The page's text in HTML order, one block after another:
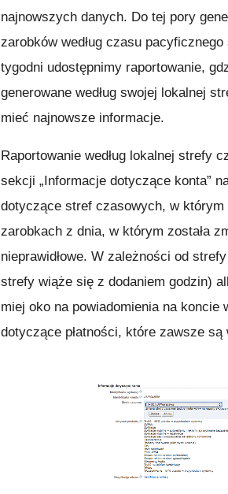
najnowszych danych. Do tej pory
zarobków według czasu
tygodni udostępnimy raportowanie,
generowane według swojej lokalnej
mieć najnowsze informacje.
Raportowanie według lokalnej strefy
sekcji „Informacje dotyczące konta”
dotyczące stref czasowych, w
zarobkach z dnia, w którym została
nieprawidłowe. W zależności od
strefy wiąże się z dodaniem godzin)
miej oko na powiadomienia na koncie
dotyczące płatności, które zawsze są